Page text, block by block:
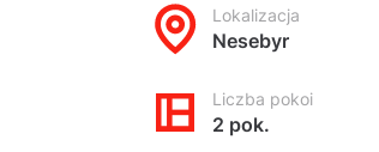
Lokalizacja
Nesebyr
Liczba pokoi
2 pok.